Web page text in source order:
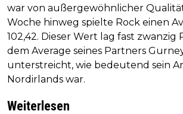
war von außergewöhnlicher
Woche hinweg spielte Rock einen
102,42. Dieser Wert lag fast
dem Average seines Partners
unterstreicht, wie bedeutend sein
Nordirlands war.
Weiterlesen